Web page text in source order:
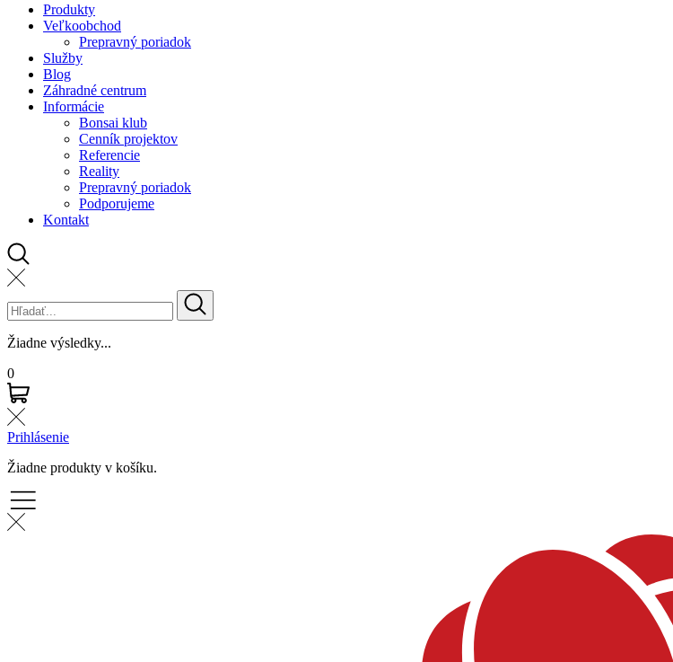
Produkty
Veľkoobchod
Prepravný poriadok
Služby
Blog
Záhradné centrum
Informácie
Bonsai klub
Cenník projektov
Referencie
Reality
Prepravný poriadok
Podporujeme
Kontakt
Žiadne výsledky...
0
Prihlásenie
Žiadne produkty v košíku.